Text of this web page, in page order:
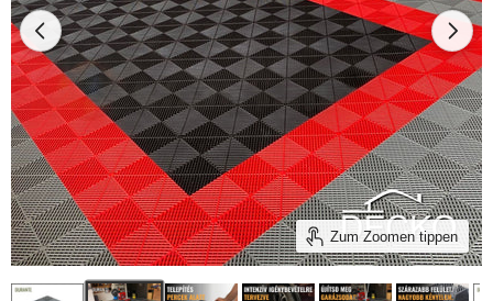
Zum Zoomen tippen